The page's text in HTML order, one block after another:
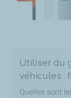
Utiliser du
véhicules :
Quelles sont